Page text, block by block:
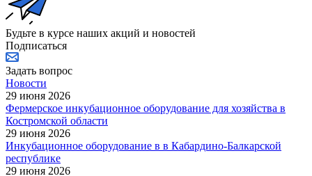
Будьте в курсе наших акций и новостей
Подписаться
Задать вопрос
Новости
29 июня 2026
Фермерское инкубационное оборудование для хозяйства в
Костромской области
29 июня 2026
Инкубационное оборудование в в Кабардино-Балкарской
республике
29 июня 2026